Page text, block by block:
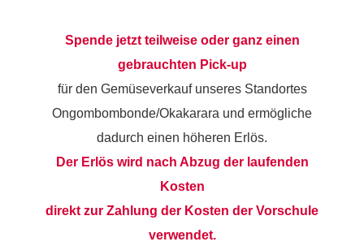
Spende jetzt teilweise oder ganz einen
gebrauchten Pick-up
für den Gemüseverkauf unseres Standortes
Ongombombonde/Okakarara und ermögliche
dadurch einen höheren Erlös.
Der Erlös wird nach Abzug der laufenden
Kosten
direkt zur Zahlung der Kosten der Vorschule
verwendet.